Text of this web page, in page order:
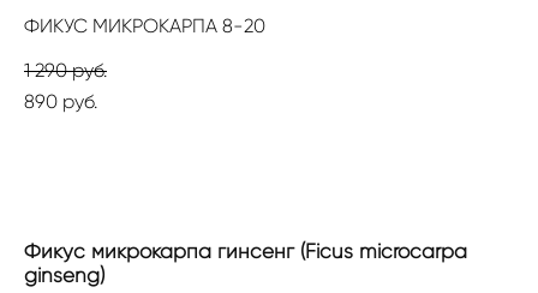
ФИКУС МИКРОКАРПА 8-20
1 290 pуб.
890 pуб.
Фикус микрокарпа гинсенг (Ficus microcarpa
ginseng)